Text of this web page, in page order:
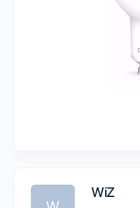
WiZ